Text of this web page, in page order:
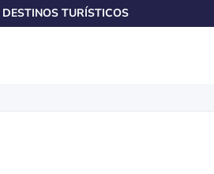
DESTINOS TURÍSTICOS